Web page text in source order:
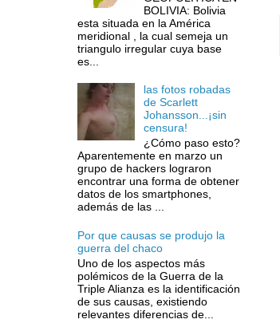
BOLIVIA: Bolivia
esta situada en la América
meridional , la cual semeja un
triangulo irregular cuya base
es...
las fotos robadas
de Scarlett
Johansson...¡sin
censura!
¿Cómo paso esto?
Aparentemente en marzo un
grupo de hackers lograron
encontrar una forma de obtener
datos de los smartphones,
además de las ...
Por que causas se produjo la
guerra del chaco
Uno de los aspectos más
polémicos de la Guerra de la
Triple Alianza es la identificación
de sus causas, existiendo
relevantes diferencias de...